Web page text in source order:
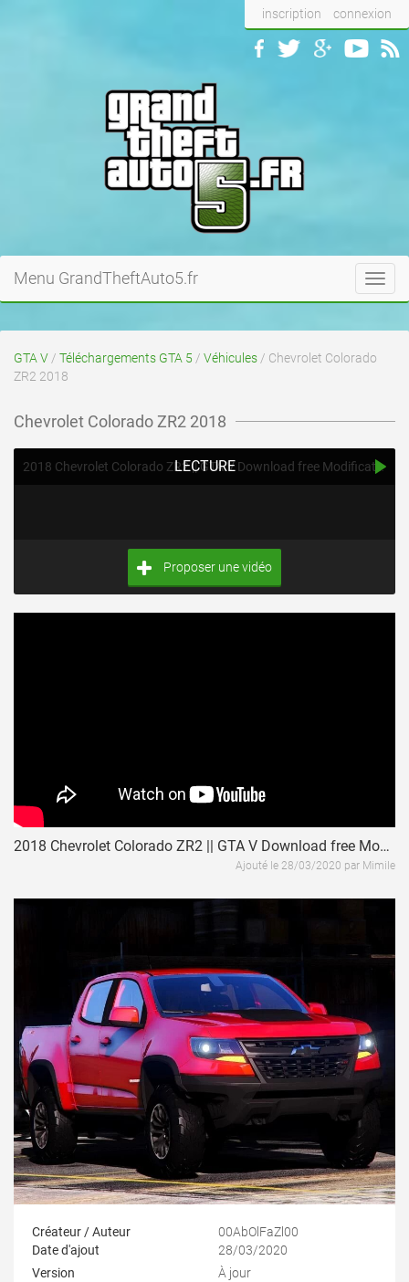
inscription connexion
Menu GrandTheftAuto5.fr
GTA V / Téléchargements GTA 5 / Véhicules / Chevrolet Colorado
ZR2 2018
Chevrolet Colorado ZR2 2018
2018 Chevrolet Colorado ZR2 || GTA V Download free Modifications / Mod Review
LECTURE
Proposer une vidéo
2018 Chevrolet Colorado ZR2 || GTA V Download free Modifications / Mod Review
Ajouté le 28/03/2020 par Mimile
Créateur / Auteur
00AbOlFaZl00
Date d'ajout
28/03/2020
Version
À jour